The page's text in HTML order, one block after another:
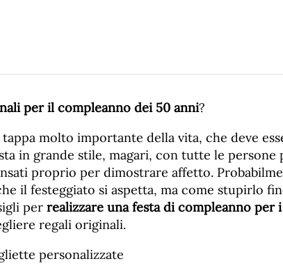
per il compleanno dei 50 anni?
molto importante della vita, che deve
in grande stile, magari, con tutte le persone
proprio per dimostrare affetto.
il festeggiato si aspetta, ma come stupirlo
per realizzare una festa di compleanno per
regali originali.
personalizzate